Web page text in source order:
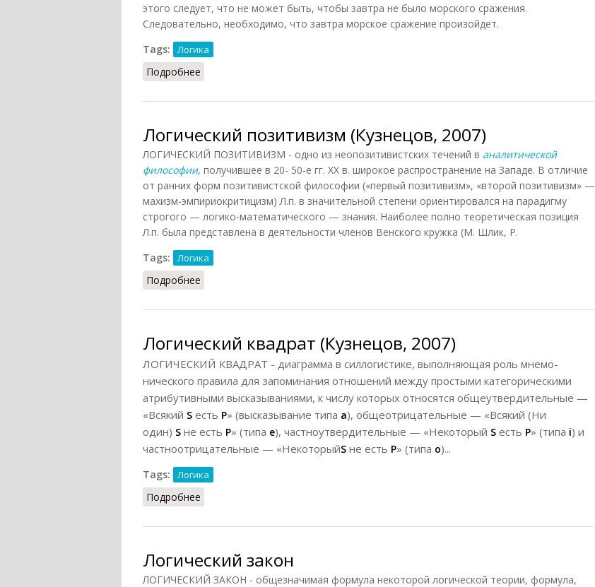
этого следует, что не может быть, чтобы завтра не было морского сражения.
Следовательно, необходимо, что завтра морское сражение произойдет.
Tags:
Логика
Подробнее
Логический позитивизм (Кузнецов, 2007)
ЛОГИЧЕСКИЙ ПОЗИТИВИЗМ - одно из неопозитивистских течений в аналитической
философии, получившее в 20- 50-е гг. XX в. широкое распространение на Западе. В отличие
от ранних форм позитивистской философии («первый позитивизм», «второй позитивизм» —
махизм-эмпириокритицизм) Л.п. в значительной степени ориентировался на парадигму
строгого — логико-математического — знания. Наиболее полно теоретическая позиция
Л.п. была представлена в деятельности членов Венского кружка (М. Шлик, Р.
Tags:
Логика
Подробнее
Логический квадрат (Кузнецов, 2007)
ЛОГИЧЕСКИЙ КВАДРАТ - диаграмма в силлогистике, выполняющая роль мнемо-
нического правила для запоминания отношений между простыми категорическими
атрибутивными высказываниями, к числу которых относятся общеутвердительные —
«Всякий S есть Р» (высказывание типа а), общеотрицательные — «Всякий (Ни
один) S не есть Р» (типа е), частноутвердительные — «Некоторый S есть Р» (типа i) и
частноотрицательные — «НекоторыйS не есть Р» (типа о)...
Tags: Логика
Подробнее
Логический закон
ЛОГИЧЕСКИЙ ЗАКОН - общезначимая формула некоторой логической теории, формула,